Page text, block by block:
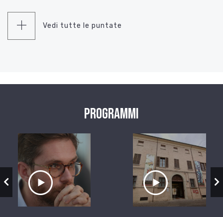
Vedi tutte le puntate
Programmi
Ascolta il servizio Ascolta il